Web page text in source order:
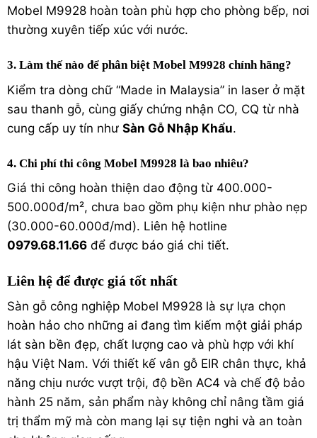
Mobel M9928 hoàn toàn phù hợp cho phòng bếp, nơi
thường xuyên tiếp xúc với nước.
3. Làm thế nào để phân biệt Mobel M9928 chính hãng?
Kiểm tra dòng chữ “Made in Malaysia” in laser ở mặt
sau thanh gỗ, cùng giấy chứng nhận CO, CQ từ nhà
cung cấp uy tín như Sàn Gỗ Nhập Khẩu.
4. Chi phí thi công Mobel M9928 là bao nhiêu?
Giá thi công hoàn thiện dao động từ 400.000-
500.000đ/m², chưa bao gồm phụ kiện như phào nẹp
(30.000-60.000đ/md). Liên hệ hotline
0979.68.11.66 để được báo giá chi tiết.
Liên hệ để được giá tốt nhất
Sàn gỗ công nghiệp Mobel M9928 là sự lựa chọn
hoàn hảo cho những ai đang tìm kiếm một giải pháp
lát sàn bền đẹp, chất lượng cao và phù hợp với khí
hậu Việt Nam. Với thiết kế vân gỗ EIR chân thực, khả
năng chịu nước vượt trội, độ bền AC4 và chế độ bảo
hành 25 năm, sản phẩm này không chỉ nâng tầm giá
trị thẩm mỹ mà còn mang lại sự tiện nghi và an toàn